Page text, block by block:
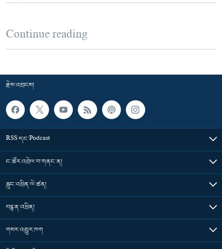
Continue reading
རྗེས་འབྲངས།
RSS དང་Podcast
ང་ཚོར་འབྲེལ་བ་གནང་ན།
རླུང་འཕྲིན་ལེ་ཚན།
བརྙན་འཕྲིན།
གསར་འགྱུར་ཁག